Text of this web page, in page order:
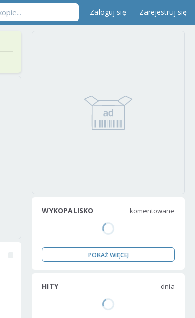
Zaloguj się Zarejestruj się
WYKOPALISKO komentowane
POKAŻ WIĘCEJ
HITY dnia